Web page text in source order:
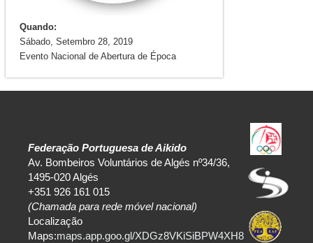
Quando:
Sábado, Setembro 28, 2019
Evento Nacional de Abertura de Época
Federação Portuguesa de Aikido
Av. Bombeiros Voluntários de Algés nº34/36,
1495-020 Algés
+351 926 161 015
(Chamada para rede móvel nacional)
Localização
Maps:maps.app.goo.gl/XDGz8VKiSiBPW4XH8